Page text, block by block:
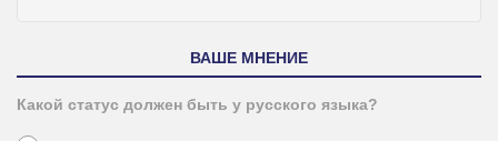
ВАШЕ МНЕНИЕ
Какой статус должен быть у русского языка?